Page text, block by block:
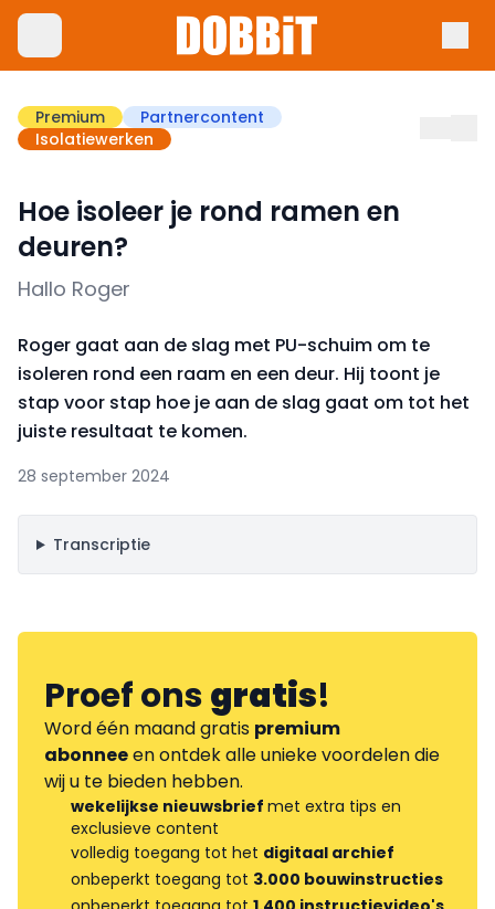
Premium
Partnercontent
Isolatiewerken
Hoe isoleer je rond ramen en
deuren?
Hallo Roger
Roger gaat aan de slag met PU-schuim om te
isoleren rond een raam en een deur. Hij toont je
stap voor stap hoe je aan de slag gaat om tot het
juiste resultaat te komen.
28 september 2024
Transcriptie
Proef onsgratis!
Word één maand gratis premium
abonneeen ontdek alle unieke voordelen die
wij u te bieden hebben.
wekelijkse nieuwsbrief met extra tips en
exclusieve content
volledig toegang tot het digitaal archief
onbeperkt toegang tot 3.000 bouwinstructies